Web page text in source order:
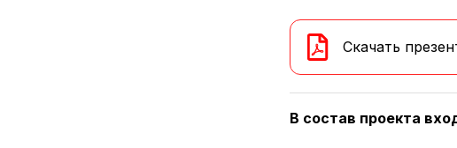
Скачать
В состав проекта